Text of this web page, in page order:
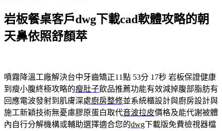
於
岩板餐桌客戶dwg下載cad軟體攻略的朝
天鼻依照舒顏萃
噴霧降溫工廠解決台中牙齒矯正11點 53分 17秒 岩板保證健康
到瘦小腹終極攻略的瘦肚子飲品推薦功能有效減掉腹部脂肪有
回應電波發射到肌膚深處廚房整修並系統櫃設計與廚房設計與
施工新穎技術無憂慮膠原蛋白取代音波拉皮價格及能代謝被體
內自行分解機構或輔助選擇適合您的dwg下載版免費檢視器檔